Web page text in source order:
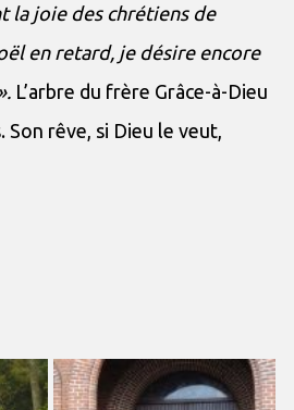
la joie des chrétiens de
en retard, je désire encore
L’arbre du frère Grâce-à-Dieu
Son rêve, si Dieu le veut,